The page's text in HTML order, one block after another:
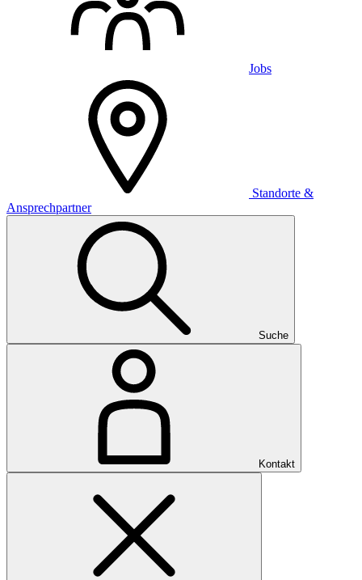
Jobs
Standorte &
Ansprechpartner
Suche
Kontakt